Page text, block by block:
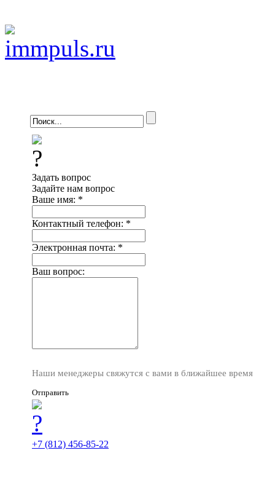
Задать вопрос
Задайте нам вопрос
Ваше имя: *
Контактный телефон: *
Электронная почта: *
Ваш вопрос:
Наши менеджеры свяжутся с вами в ближайшее время
Отправить
+7 (812) 456-85-22